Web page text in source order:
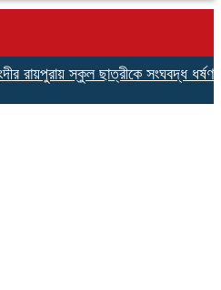
স্কুল ছাত্রীকে সংঘবদ্ধ ধর্ষণ ও